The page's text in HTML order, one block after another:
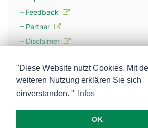
– Feedback
– Partner
– Disclaimer
– Werbung
– Mehr über unsere Experten
"Diese Website nutzt Cookies. Mit
weiteren Nutzung erklären Sie sich
einverstanden. "
Infos
OK